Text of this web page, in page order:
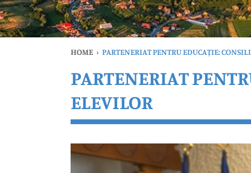
HOME › PARTENERIAT PENTRU EDUCAȚIE:
PARTENERIAT
ELEVILOR